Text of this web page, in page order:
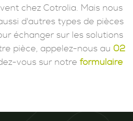
chez Cotrolia. Mais nous
d'autres types de pièces
échanger sur les solutions
pièce, appelez-nous au 02
vous sur notre formulaire